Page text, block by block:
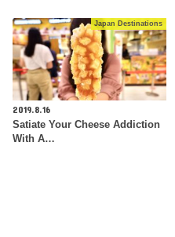
Japan Destinations
2019.8.16
Satiate Your Cheese Addiction
With A…